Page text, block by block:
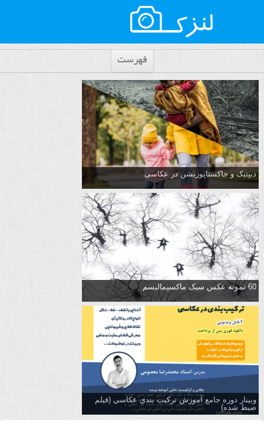
فهرست
دیپتیک و جاکستا‌پوزیشن در عکاسی
60 نمونه عکس سبک ماکسیمالیسم
وبینار دوره جامع آموزش تركيب بندي عكاسي (فیلم
ضبط شده)